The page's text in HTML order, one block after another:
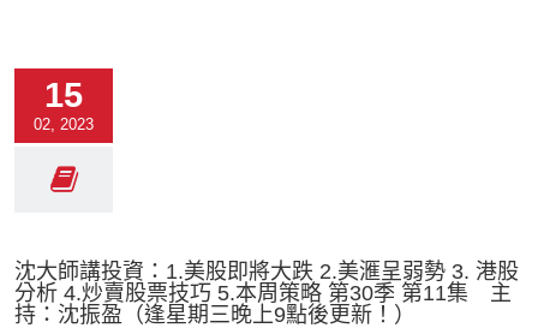
15
02, 2023
沈大師講投資：1.美股即將大跌 2.美滙呈弱勢 3. 港股
分析 4.炒賣股票技巧 5.本周策略 第30季 第11集 主
持：沈振盈（逢星期三晚上9點後更新！）